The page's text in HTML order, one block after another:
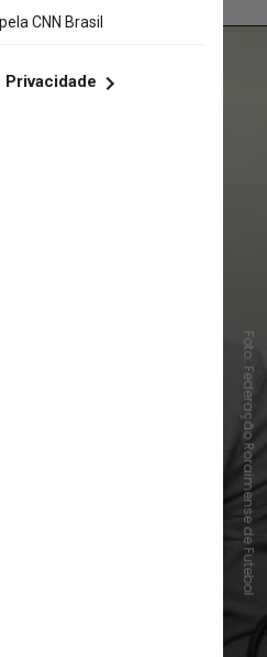
Foto: Federação Roraimense de Futebol